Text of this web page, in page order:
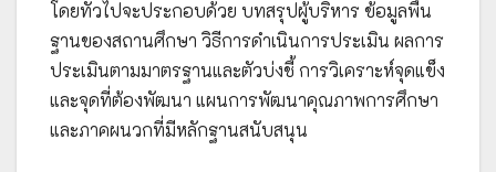
โดยทั่วไปจะประกอบด้วย บทสรุปผู้บริหาร ข้อมูลพื้น
ฐานของสถานศึกษา วิธีการดำเนินการประเมิน ผลการ
ประเมินตามมาตรฐานและตัวบ่งชี้ การวิเคราะห์จุดแข็ง
และจุดที่ต้องพัฒนา แผนการพัฒนาคุณภาพการศึกษา
และภาคผนวกที่มีหลักฐานสนับสนุน